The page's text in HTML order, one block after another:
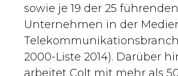
sowie je 19 der 25 führenden
Unternehmen in der
2000-Liste 2014). Darüber
arbeitet Colt mit mehr als